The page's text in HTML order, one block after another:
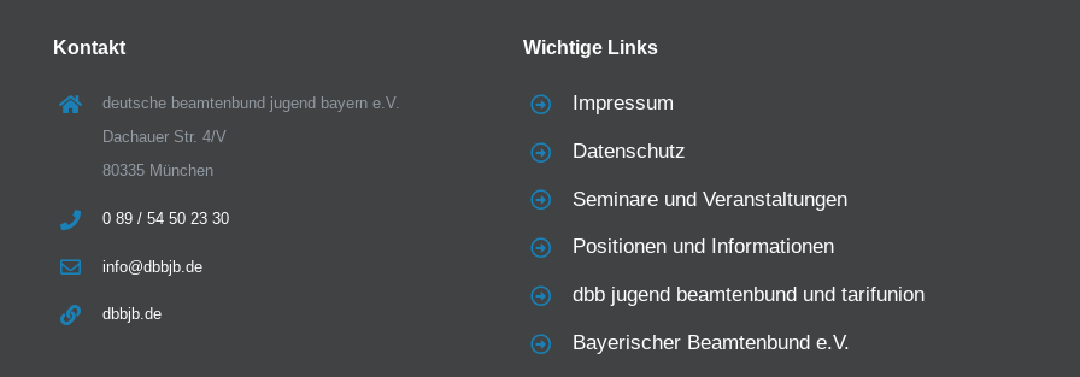
Kontakt
deutsche beamtenbund jugend bayern e.V.
Dachauer Str. 4/V
80335 München
0 89 / 54 50 23 30
info@dbbjb.de
dbbjb.de
Wichtige Links
Impressum
Datenschutz
Seminare und Veranstaltungen
Positionen und Informationen
dbb jugend beamtenbund und tarifunion
Bayerischer Beamtenbund e.V.